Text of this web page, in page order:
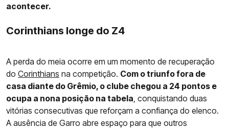
acontecer.
Corinthians longe do Z4
A perda do meia ocorre em um momento de recuperação
do Corinthians na competição. Com o triunfo fora de
casa diante do Grêmio, o clube chegou a 24 pontos e
ocupa a nona posição na tabela , conquistando duas
vitórias consecutivas que reforçam a confiança do elenco.
A ausência de Garro abre espaço para que outros